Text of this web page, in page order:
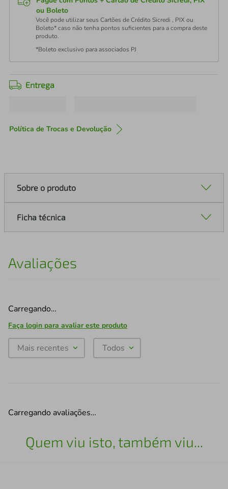
ou Boleto
Você pode utilizar seus Cartões de Crédito Sicredi , PIX ou
Boleto* caso não tenha pontos suficientes para a compra deste
produto.
*Boleto exclusivo para associados PJ
Entrega
Política de Trocas e Devolução
Sobre o produto
Ficha técnica
Avaliações
Carregando…
Faça login para avaliar este produto
Mais recentes Todos
Carregando avaliações…
Quem viu isto, também viu...